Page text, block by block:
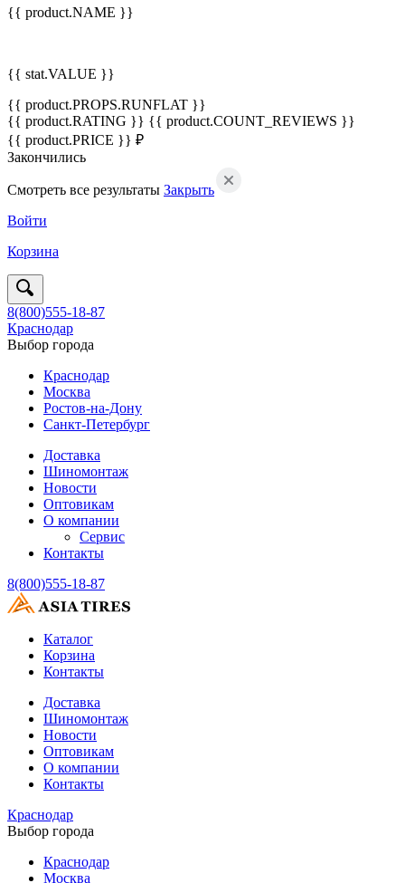
{{ product.NAME }}
{{ stat.VALUE }}
{{ product.PROPS.RUNFLAT }}
{{ product.RATING }} {{ product.COUNT_REVIEWS }}
{{ product.PRICE }} ₽
Закончились
Смотреть все результаты Закрыть
Войти
Корзина
8(800)555-18-87
Краснодар
Выбор города
Краснодар
Москва
Ростов-на-Дону
Санкт-Петербург
Доставка
Шиномонтаж
Новости
Оптовикам
О компании
Сервис
Контакты
8(800)555-18-87
Каталог
Корзина
Контакты
Доставка
Шиномонтаж
Новости
Оптовикам
О компании
Контакты
Краснодар
Выбор города
Краснодар
Москва